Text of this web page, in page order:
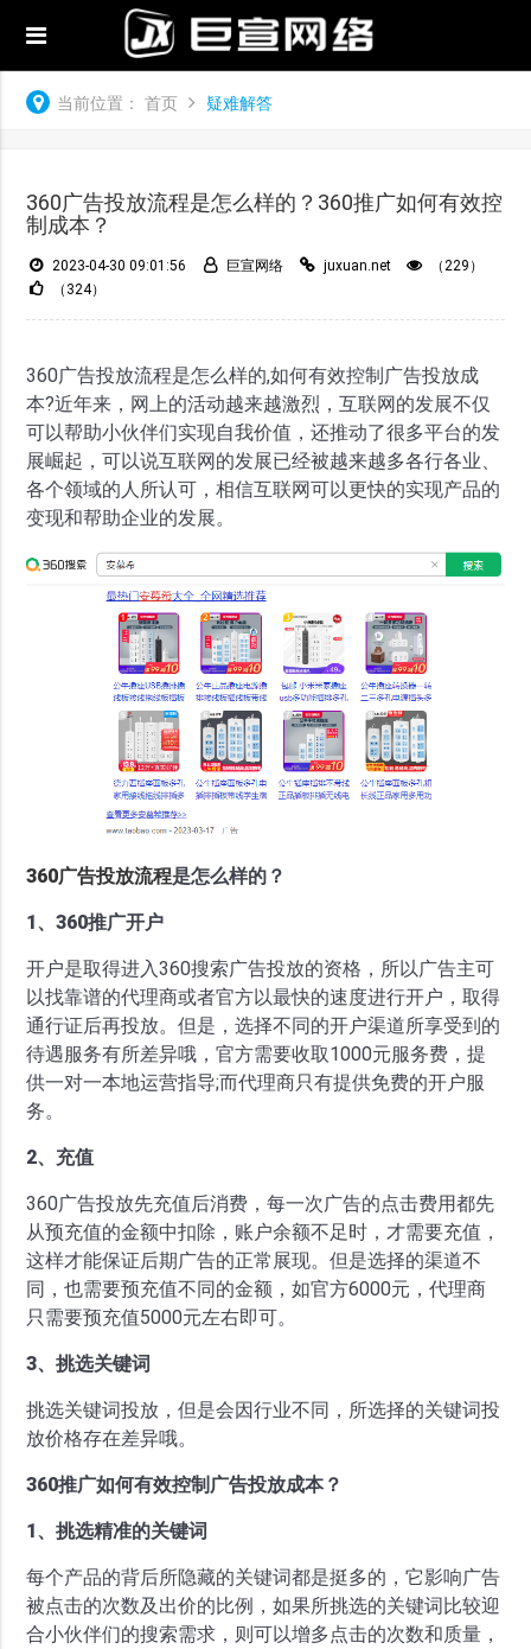
当前位置： 首页 疑难解答
360广告投放流程是怎么样的？360推广如何有效控
制成本？
2023-04-30 09:01:56 巨宣网络 juxuan.net
（229）
（324）
360广告投放流程是怎么样的,如何有效控制广告投放成
本?近年来，网上的活动越来越激烈，互联网的发展不仅
可以帮助小伙伴们实现自我价值，还推动了很多平台的发
展崛起，可以说互联网的发展已经被越来越多各行各业、
各个领域的人所认可，相信互联网可以更快的实现产品的
变现和帮助企业的发展。
360广告投放流程是怎么样的？
1、360推广开户
开户是取得进入360搜索广告投放的资格，所以广告主可
以找靠谱的代理商或者官方以最快的速度进行开户，取得
通行证后再投放。但是，选择不同的开户渠道所享受到的
待遇服务有所差异哦，官方需要收取1000元服务费，提
供一对一本地运营指导;而代理商只有提供免费的开户服
务。
2、充值
360广告投放先充值后消费，每一次广告的点击费用都先
从预充值的金额中扣除，账户余额不足时，才需要充值，
这样才能保证后期广告的正常展现。但是选择的渠道不
同，也需要预充值不同的金额，如官方6000元，代理商
只需要预充值5000元左右即可。
3、挑选关键词
挑选关键词投放，但是会因行业不同，所选择的关键词投
放价格存在差异哦。
360推广如何有效控制广告投放成本？
1、挑选精准的关键词
每个产品的背后所隐藏的关键词都是挺多的，它影响广告
被点击的次数及出价的比例，如果所挑选的关键词比较迎
合小伙伴们的搜索需求，则可以增多点击的次数和质量，